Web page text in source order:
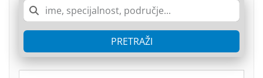
PRETRAŽI